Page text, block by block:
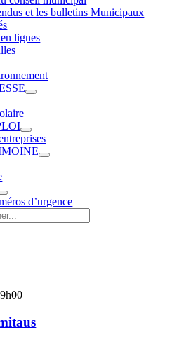
et les bulletins Municipaux
lignes
d’urgence